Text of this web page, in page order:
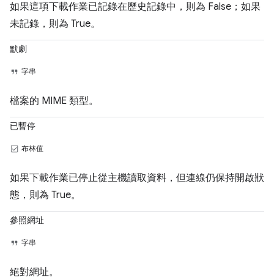
如果這項下載作業已記錄在歷史記錄中，則為 False；如果
未記錄，則為 True。
默劇
字串
檔案的 MIME 類型。
已暫停
布林值
如果下載作業已停止從主機讀取資料，但連線仍保持開啟狀
態，則為 True。
參照網址
字串
絕對網址。